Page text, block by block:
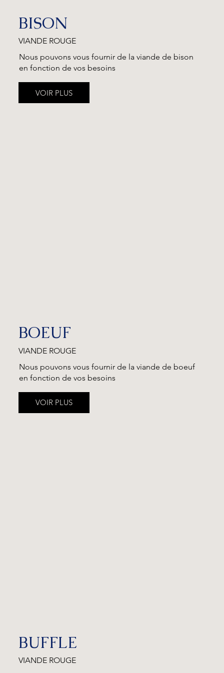
BISON
VIANDE ROUGE
Nous pouvons vous fournir de la viande de bison
en fonction de vos besoins
VOIR PLUS
BOEUF
VIANDE ROUGE
Nous pouvons vous fournir de la viande de boeuf
en fonction de vos besoins
VOIR PLUS
BUFFLE
VIANDE ROUGE